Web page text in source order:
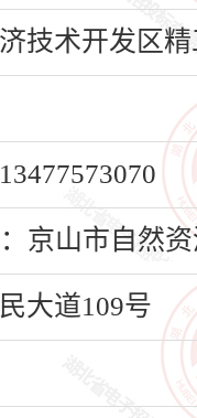
技术开发区
京山市自然
大道109号